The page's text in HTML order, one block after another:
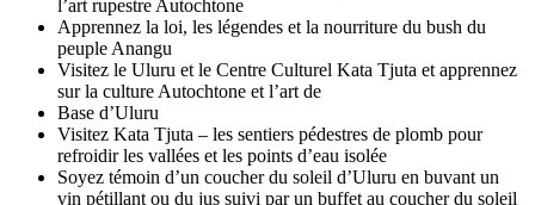
l’art rupestre Autochtone
Apprennez la loi, les légendes et la nourriture du bush du
peuple Anangu
Visitez le Uluru et le Centre Culturel Kata Tjuta et apprennez
sur la culture Autochtone et l’art de
Base d’Uluru
Visitez Kata Tjuta – les sentiers pédestres de plomb pour
refroidir les vallées et les points d’eau isolée
Soyez témoin d’un coucher du soleil d’Uluru en buvant un
vin pétillant ou du jus suivi par un buffet au coucher du soleil